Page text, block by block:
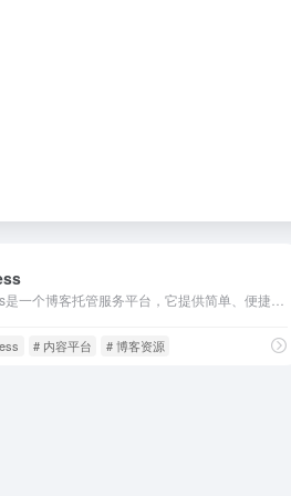
# 内容平台 # 博客资源